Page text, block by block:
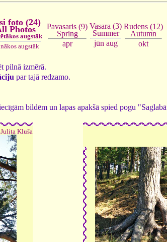
foto (24)
Photos
augstāk
augstāk
Pavasaris (9)
Spring
apr
Vasara (3)
Summer
jūn aug
Rudens (12)
Autumn
okt
pilnā izmērā.
par tajā redzamo.
bildēm un lapas apakšā spied pogu
Julita Kluša